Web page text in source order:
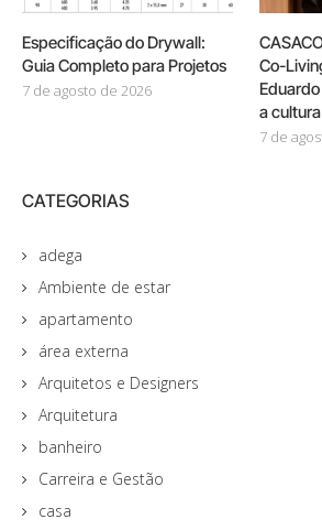
Especificação do Drywall:
Guia Completo para Projetos
7 de agosto de 2026
Co-
a
7 de
CATEGORIAS
adega
Ambiente de estar
apartamento
área externa
Arquitetos e Designers
Arquitetura
banheiro
Carreira e Gestão
casa